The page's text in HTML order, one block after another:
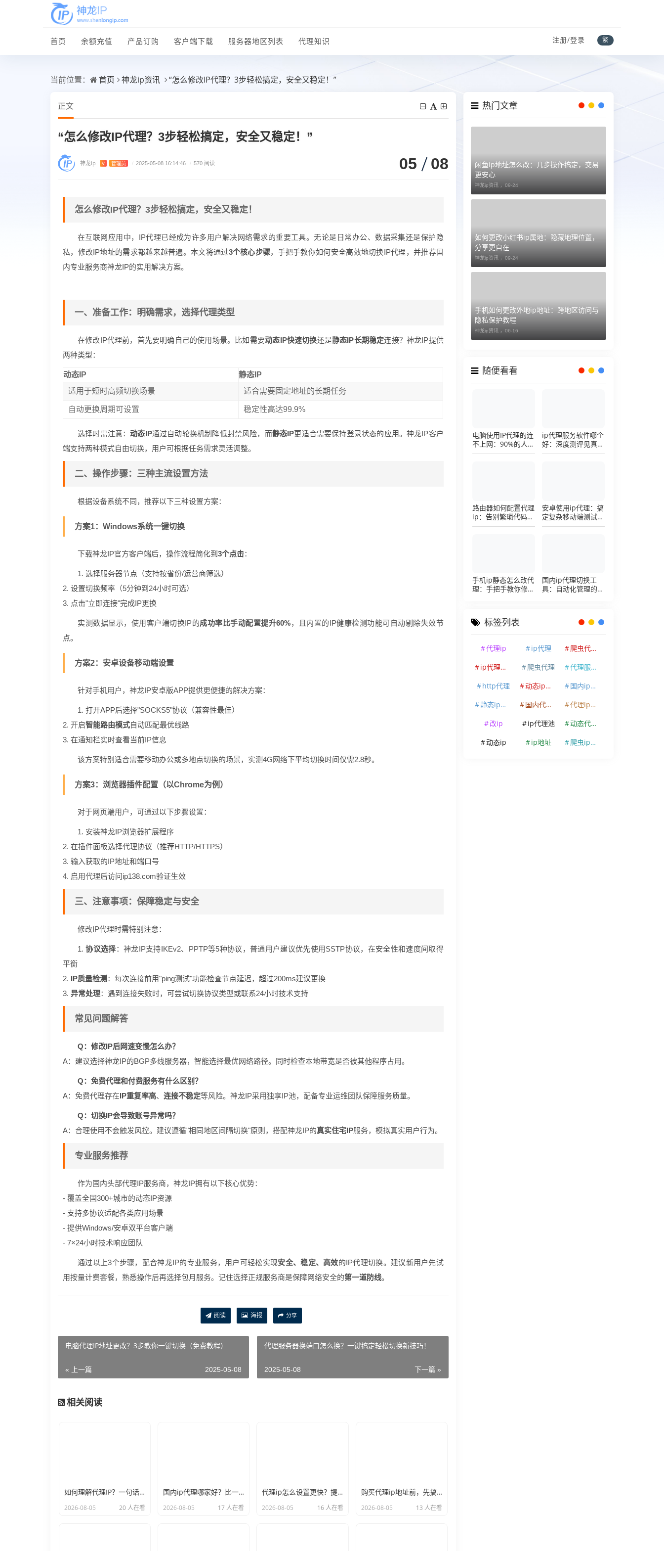
首页 余额充值 产品订购 客户端下载 服务器地区列表 代理知识 注册/登录 繁
当前位置： 首页 神龙ip资讯 “怎么修改IP代理？3步轻松搞定，安全又稳定！”
正文
“怎么修改IP代理？3步轻松搞定，安全又稳定！”
神龙ip V 管理员 / 2025-05-08 16:14:46 / 570 阅读 05 08
怎么修改IP代理？3步轻松搞定，安全又稳定！
在互联网应用中，IP代理已经成为许多用户解决网络需求的重要工具。无论是日常办公、数据采集还是保护隐
私，修改IP地址的需求都越来越普遍。本文将通过3个核心步骤，手把手教你如何安全高效地切换IP代理，并推荐国
内专业服务商神龙IP的实用解决方案。
一、准备工作：明确需求，选择代理类型
在修改IP代理前，首先要明确自己的使用场景。比如需要动态IP快速切换还是静态IP长期稳定连接？神龙IP提供
两种类型：
动态IP
静态IP
适用于短时高频切换场景
适合需要固定地址的长期任务
自动更换周期可设置 稳定性高达99.9%
选择时需注意：动态IP通过自动轮换机制降低封禁风险，而静态IP更适合需要保持登录状态的应用。神龙IP客户
端支持两种模式自由切换，用户可根据任务需求灵活调整。
二、操作步骤：三种主流设置方法
根据设备系统不同，推荐以下三种设置方案：
方案1：Windows系统一键切换
下载神龙IP官方客户端后，操作流程简化到 3个点击：
1. 选择服务器节点（支持按省份/运营商筛选）
2. 设置切换频率（5分钟到24小时可选）
3. 点击"立即连接"完成IP更换
实测数据显示，使用客户端切换IP的成功率比手动配置提升60%，且内置的IP健康检测功能可自动剔除失效节
点。
方案2：安卓设备移动端设置
针对手机用户，神龙IP安卓版APP提供更便捷的解决方案：
1. 打开APP后选择"SOCKS5"协议（兼容性最佳）
2. 开启智能路由模式自动匹配最优线路
3. 在通知栏实时查看当前IP信息
该方案特别适合需要移动办公或多地点切换的场景，实测4G网络下平均切换时间仅需2.8秒。
方案3：浏览器插件配置（以Chrome为例）
对于网页端用户，可通过以下步骤设置：
1. 安装神龙IP浏览器扩展程序
2. 在插件面板选择代理协议（推荐HTTP/HTTPS）
3. 输入获取的IP地址和端口号
4. 启用代理后访问ip138.com验证生效
三、注意事项：保障稳定与安全
修改IP代理时需特别注意：
1.协议选择：神龙IP支持IKEv2、PPTP等5种协议，普通用户建议优先使用SSTP协议，在安全性和速度间取得
平衡
2. IP质量检测 ：每次连接前用"ping测试"功能检查节点延迟，超过200ms建议更换
3. 异常处理：遇到连接失败时，可尝试切换协议类型或联系24小时技术支持
常见问题解答
Q：修改IP后网速变慢怎么办？
A：建议选择神龙IP的BGP多线服务器，智能选择最优网络路径。同时检查本地带宽是否被其他程序占用。
Q：免费代理和付费服务有什么区别？
A：免费代理存在IP重复率高、 连接不稳定等风险。神龙IP采用独享IP池，配备专业运维团队保障服务质量。
Q：切换IP会导致账号异常吗？
A：合理使用不会触发风控。建议遵循"相同地区间隔切换"原则，搭配神龙IP的真实住宅IP服务，模拟真实用户行为。
专业服务推荐
作为国内头部代理IP服务商，神龙IP拥有以下核心优势：
- 覆盖全国300+城市的动态IP资源
- 支持多协议适配各类应用场景
- 提供Windows/安卓双平台客户端
- 7×24小时技术响应团队
通过以上3个步骤，配合神龙IP的专业服务，用户可轻松实现安全、稳定、高效的IP代理切换。建议新用户先试
用按量计费套餐，熟悉操作后再选择包月服务。记住选择正规服务商是保障网络安全的第一道防线。
阅读 海报 分享
电脑代理IP地址更改？3步教你一键切换（免费教程）
« 上一篇 2025-05-08
代理服务器换端口怎么换？一键搞定轻松切换新技巧！
下一篇 »
2025-05-08
相关阅读
如何理解代理IP？一句话让你彻底不再迷糊
2026-08-05 20 人在看
国内ip代理哪家好？比一比口碑就见分晓
2026-08-05 17 人在看
代理ip怎么设置更快？提速的几个关键点记牢
2026-08-05 16 人在看
购买代理ip地址前，先搞懂这三件事再说
2026-08-05 13 人在看
热门文章
闲鱼ip地址怎么改：几步操作搞定，交易
更安心
神龙ip资讯 ， 09-24
如何更改小红书ip属地：隐藏地理位置，
分享更自在
神龙ip资讯 ， 09-24
手机如何更改外地ip地址：跨地区访问与
隐私保护教程
神龙ip资讯 ， 06-16
随便看看
电脑使用IP代理的连
不上网：90%的人踩
过这个坑，一招修复
ip代理服务软件哪个
好：深度测评见真
章，帮你把钱花在刀
路由器如何配置代理
ip：告别繁琐代码，
详解底层配置逻辑
安卓使用ip代理：搞
定复杂移动端测试环
境的超详细配置手册
手机ip静态怎么改代
理：手把手教你修改
国内ip代理切换工
具：自动化管理的效
标签列表
代理ip ip代理
爬虫代理ip
ip代理软件
爬虫代理
代理服务器
http代理
动态ip代理
国内ip代理
静态ip代理
国内代理ip
代理ip软件
改ip
ip代理池
动态代理ip
动态ip
ip地址 爬虫ip代理